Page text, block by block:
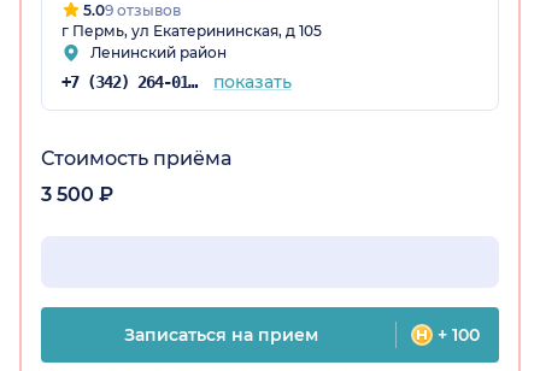
5.09 отзывов
г Пермь, ул Екатерининская, д 105
Ленинский район
+7 (342) 264-01-65 показать
Стоимость приёма
3 500 ₽
Записаться на прием + 100